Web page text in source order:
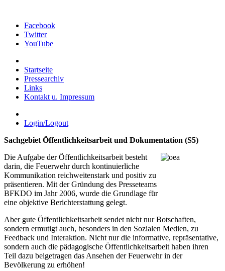
Facebook
Twitter
YouTube
Startseite
Pressearchiv
Links
Kontakt u. Impressum
Login/Logout
Sachgebiet Öffentlichkeitsarbeit und Dokumentation (S5)
Die Aufgabe der Öffentlichkeitsarbeit besteht
darin, die Feuerwehr durch kontinuierliche
Kommunikation reichweitenstark und positiv zu
präsentieren. Mit der Gründung des Presseteams
BFKDO im Jahr 2006, wurde die Grundlage für
eine objektive Berichterstattung gelegt.
Aber gute Öffentlichkeitsarbeit sendet nicht nur Botschaften,
sondern ermutigt auch, besonders in den Sozialen Medien, zu
Feedback und Interaktion. Nicht nur die informative, repräsentative,
sondern auch die pädagogische Öffentlichkeitsarbeit haben ihren
Teil dazu beigetragen das Ansehen der Feuerwehr in der
Bevölkerung zu erhöhen!